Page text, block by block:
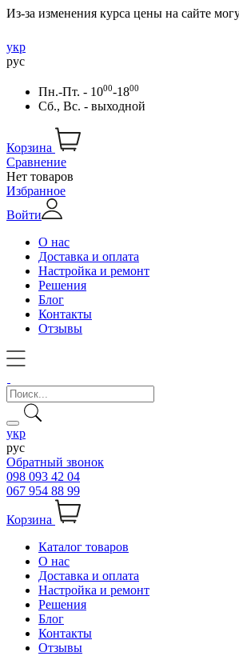
Из-за изменения курса цены на сайте
укр
рус
Пн.-Пт. - 1000-1800
Сб., Вс. - выходной
Корзина
Сравнение
Нет товаров
Избранное
Войти
О нас
Доставка и оплата
Настройка и ремонт
Решения
Блог
Контакты
Отзывы
укр
рус
Обратный звонок
098 093 42 04
067 954 88 99
Корзина
Каталог товаров
О нас
Доставка и оплата
Настройка и ремонт
Решения
Блог
Контакты
Отзывы